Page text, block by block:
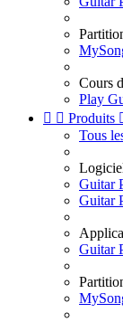
Cours
Play
  Produits
Tous
Guitar
Guitar
Guitar